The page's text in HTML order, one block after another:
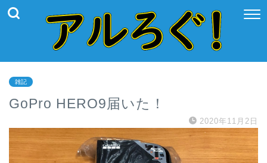
雑記
GoPro HERO9届いた！
2020年11月2日